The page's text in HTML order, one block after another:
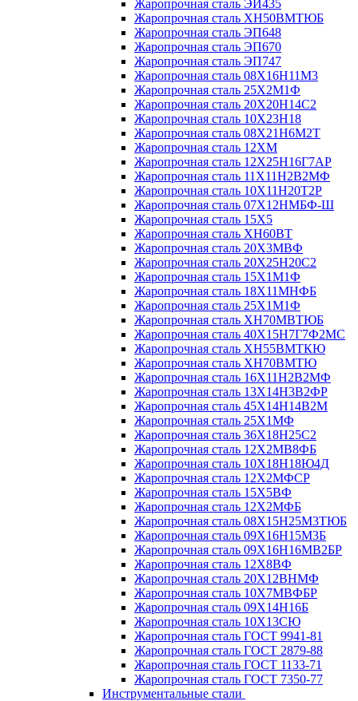
Жаропрочная сталь ЭИ435
Жаропрочная сталь ХН50ВМТЮБ
Жаропрочная сталь ЭП648
Жаропрочная сталь ЭП670
Жаропрочная сталь ЭП747
Жаропрочная сталь 08Х16Н11М3
Жаропрочная сталь 25Х2М1Ф
Жаропрочная сталь 20Х20Н14С2
Жаропрочная сталь 10Х23Н18
Жаропрочная сталь 08Х21Н6М2Т
Жаропрочная сталь 12ХМ
Жаропрочная сталь 12Х25Н16Г7АР
Жаропрочная сталь 11Х11Н2В2МФ
Жаропрочная сталь 10Х11Н20Т2Р
Жаропрочная сталь 07Х12НМБФ-Ш
Жаропрочная сталь 15Х5
Жаропрочная сталь ХН60ВТ
Жаропрочная сталь 20Х3МВФ
Жаропрочная сталь 20Х25Н20С2
Жаропрочная сталь 15Х1М1Ф
Жаропрочная сталь 18Х11МНФБ
Жаропрочная сталь 25Х1М1Ф
Жаропрочная сталь ХН70МВТЮБ
Жаропрочная сталь 40Х15Н7Г7Ф2МС
Жаропрочная сталь ХН55ВМТКЮ
Жаропрочная сталь ХН70ВМТЮ
Жаропрочная сталь 16Х11Н2В2МФ
Жаропрочная сталь 13Х14Н3В2ФР
Жаропрочная сталь 45Х14Н14В2М
Жаропрочная сталь 25Х1МФ
Жаропрочная сталь 36Х18Н25С2
Жаропрочная сталь 12Х2МВ8ФБ
Жаропрочная сталь 10Х18Н18Ю4Д
Жаропрочная сталь 12Х2МФСР
Жаропрочная сталь 15Х5ВФ
Жаропрочная сталь 12Х2МФБ
Жаропрочная сталь 08Х15Н25М3ТЮБ
Жаропрочная сталь 09Х16Н15М3Б
Жаропрочная сталь 09Х16Н16МВ2БР
Жаропрочная сталь 12Х8ВФ
Жаропрочная сталь 20Х12ВНМФ
Жаропрочная сталь 10Х7МВФБР
Жаропрочная сталь 09Х14Н16Б
Жаропрочная сталь 10Х13СЮ
Жаропрочная сталь ГОСТ 9941-81
Жаропрочная сталь ГОСТ 2879-88
Жаропрочная сталь ГОСТ 1133-71
Жаропрочная сталь ГОСТ 7350-77
Инструментальные стали